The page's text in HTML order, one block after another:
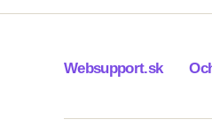
Websupport.sk